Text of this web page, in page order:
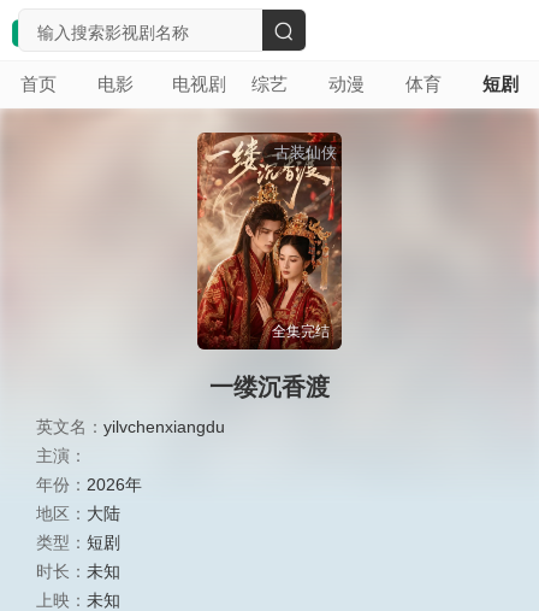
首页 电影 电视剧 综艺 动漫 体育 短剧
搜
索
古装仙侠
全集完结
一缕沉香渡
英文名： yilvchenxiangdu
主演：
年份： 2026年
地区： 大陆
类型： 短剧
时长： 未知
上映： 未知